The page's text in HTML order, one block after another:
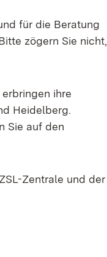
für die Beratung
zögern Sie nicht,
ihre
Heidelberg.
Sie auf den
Zentrale und der